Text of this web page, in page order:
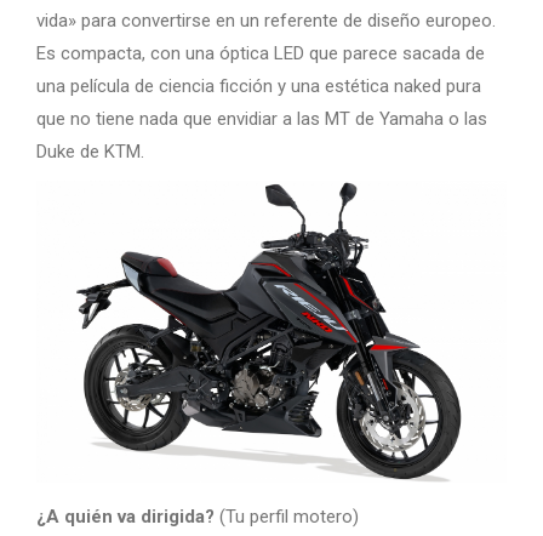
vida» para convertirse en un referente de diseño europeo.
Es compacta, con una óptica LED que parece sacada de
una película de ciencia ficción y una estética naked pura
que no tiene nada que envidiar a las MT de Yamaha o las
Duke de KTM.
¿A quién va dirigida? (Tu perfil motero)